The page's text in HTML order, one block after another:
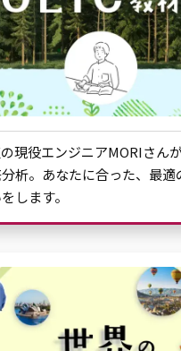
現役エンジニアMORIさん
析。あなたに合った、最適
します。